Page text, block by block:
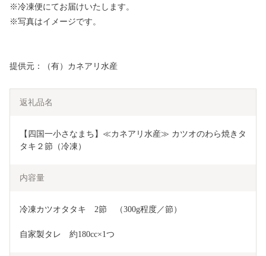
※冷凍便にてお届けいたします。
※写真はイメージです。
提供元：（有）カネアリ水産
返礼品名
【四国一小さなまち】≪カネアリ水産≫ カツオのわら焼きタ
タキ２節（冷凍）
内容量
冷凍カツオタタキ　2節　（300g程度／節）
自家製タレ　約180cc×1つ